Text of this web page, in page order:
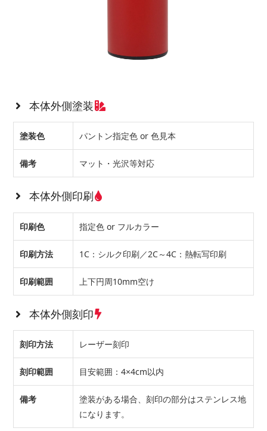
本体外側塗装
塗装色 パントン指定色 or 色見本
備考 マット・光沢等対応
本体外側印刷
印刷色 指定色 or フルカラー
印刷方法 1C：シルク印刷／2C～4C：熱転写印刷
印刷範囲 上下円周10mm空け
本体外側刻印
刻印方法 レーザー刻印
刻印範囲 目安範囲：4×4cm以内
備考
塗装がある場合、刻印の部分はステンレス地
になります。